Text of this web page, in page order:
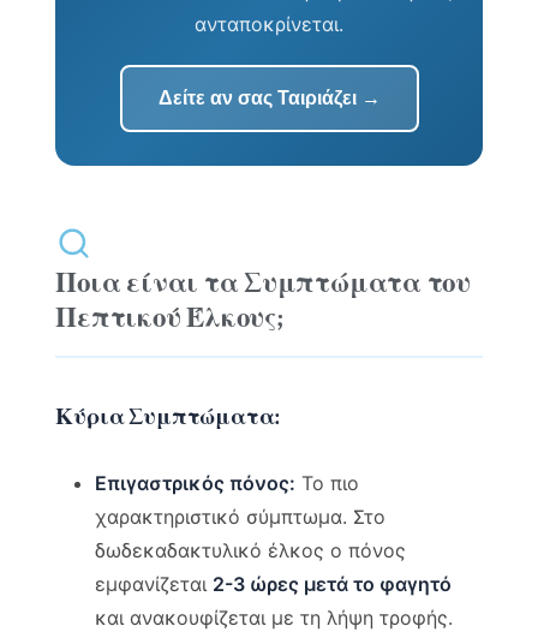
ανταποκρίνεται.
Δείτε αν σας Ταιριάζει →
Ποια είναι τα Συμπτώματα του
Πεπτικού Έλκους;
Κύρια Συμπτώματα:
Επιγαστρικός πόνος: Το πιο
χαρακτηριστικό σύμπτωμα. Στο
δωδεκαδακτυλικό έλκος ο πόνος
εμφανίζεται 2-3 ώρες μετά το φαγητό
και ανακουφίζεται με τη λήψη τροφής.